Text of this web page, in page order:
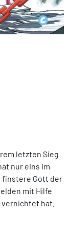
letzten Sieg
nur eins im
finstere Gott der
mit Hilfe
hat.